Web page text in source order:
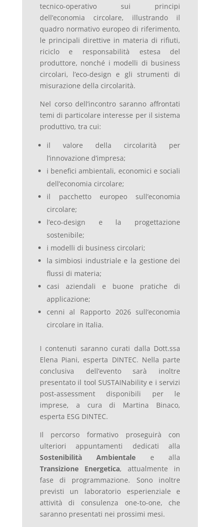
tecnico-operativo sui principi
dell’economia circolare, illustrando il
quadro normativo europeo di riferimento,
le principali direttive in materia di rifiuti,
riciclo e responsabilità estesa del
produttore, nonché i modelli di business
circolari, l’eco-design e gli strumenti di
misurazione della circolarità.
Nel corso dell’incontro saranno affrontati
temi di particolare interesse per il sistema
produttivo, tra cui:
il valore della circolarità per
l’innovazione d’impresa;
i benefici ambientali, economici e sociali
dell’economia circolare;
il pacchetto europeo sull’economia
circolare;
l’eco-design e la progettazione
sostenibile;
i modelli di business circolari;
la simbiosi industriale e la gestione dei
flussi di materia;
casi aziendali e buone pratiche di
applicazione;
cenni al Rapporto 2026 sull’economia
circolare in Italia.
I contenuti saranno curati dalla Dott.ssa
Elena Piani, esperta DINTEC. Nella parte
conclusiva dell’evento sarà inoltre
presentato il tool SUSTAINability e i servizi
post-assessment disponibili per le
imprese, a cura di Martina Binaco,
esperta ESG DINTEC.
Il percorso formativo proseguirà con
ulteriori appuntamenti dedicati alla
Sostenibilità Ambientale e alla
Transizione Energetica, attualmente in
fase di programmazione. Sono inoltre
previsti un laboratorio esperienziale e
attività di consulenza one-to-one, che
saranno presentati nei prossimi mesi.